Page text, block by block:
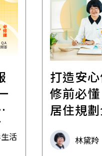
活
打造安
修前必
居住規
林黛羚